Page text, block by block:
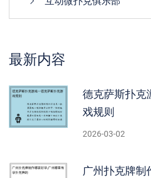
最新内容
德克萨斯扑
戏规则
2026-03-02
广州扑克牌制